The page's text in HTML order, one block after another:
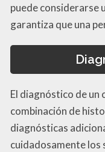
puede considerarse
garantiza que una
El diagnóstico de un
combinación de
diagnósticas
cuidadosamente